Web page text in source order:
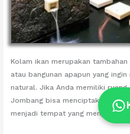
Kolam ikan merupakan
atau bangunan apapun yang
natural. Jika Anda memiliki
Jombang bisa menciptakan
menjadi tempat yang